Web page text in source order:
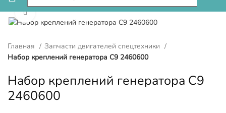
Нажмите, чтобы увеличить
Главная
Запчасти двигателей спецтехники
Набор креплений генератора C9 2460600
Набор креплений генератора C9
2460600